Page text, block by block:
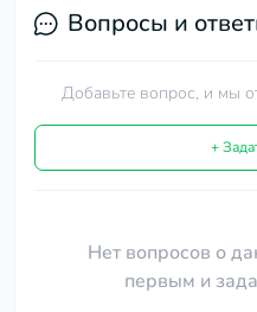
Вопросы и
Добавьте вопрос, и мы
+
Нет вопросов о
первым и